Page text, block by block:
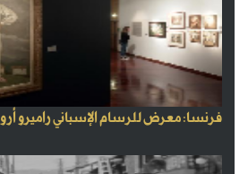
فرنسا: معرض للرسام الإسباني راميرو أرو